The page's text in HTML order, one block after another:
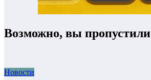
Возможно, вы пропустили
Новости